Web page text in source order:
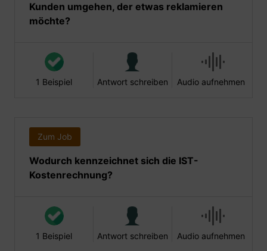
Kunden umgehen, der etwas reklamieren
möchte?
1 Beispiel Antwort schreiben Audio aufnehmen
Zum Job
Wodurch kennzeichnet sich die IST-
Kostenrechnung?
1 Beispiel Antwort schreiben Audio aufnehmen